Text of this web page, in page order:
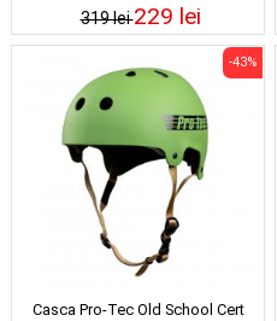
319 lei229 lei
Casca Pro-Tec Old School Cert
-43%